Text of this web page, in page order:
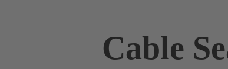
Cable